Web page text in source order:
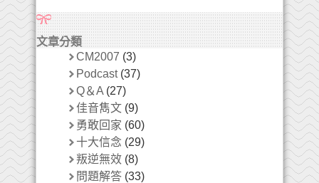
文章分類
CM2007 (3)
Podcast(37)
Q＆A (27)
佳音雋文 (9)
勇敢回家 (60)
十大信念 (29)
叛逆無效 (8)
問題解答 (33)